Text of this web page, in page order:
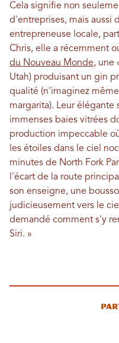
Cela signifie non
d'entreprises, mais aussi
entrepreneuse locale,
Chris, elle a récemment
du Nouveau Monde, une
Utah) produisant un gin
qualité (n'imaginez
margarita). Leur élégante
immenses baies vitrées
production impeccable
les étoiles dans le ciel
minutes de North Fork
l'écart de la route
son enseigne, une
judicieusement vers le
demandé comment s'y
Siri. »